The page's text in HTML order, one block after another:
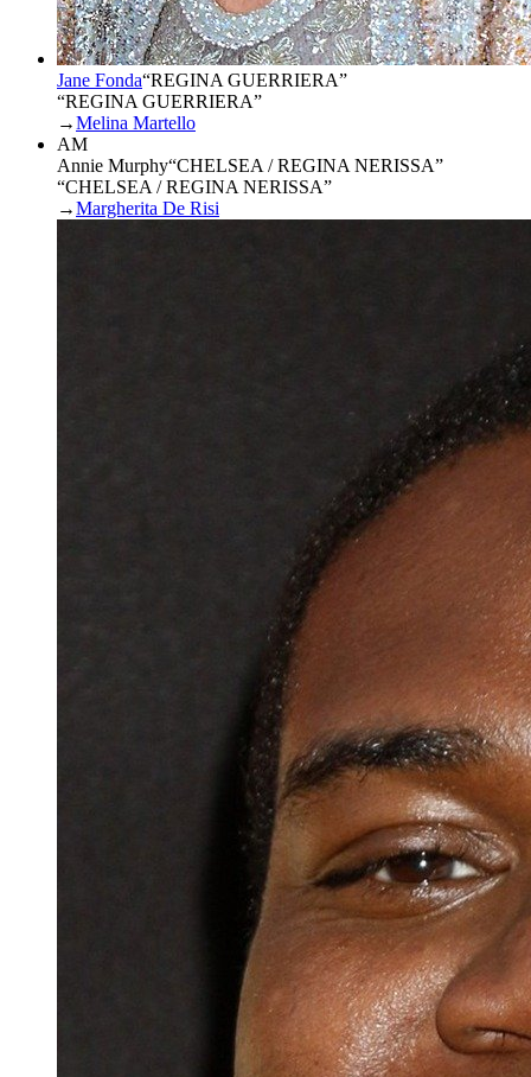
Jane Fonda“REGINA GUERRIERA”
“REGINA GUERRIERA”
→Melina Martello
AM
Annie Murphy“CHELSEA / REGINA NERISSA”
“CHELSEA / REGINA NERISSA”
→Margherita De Risi